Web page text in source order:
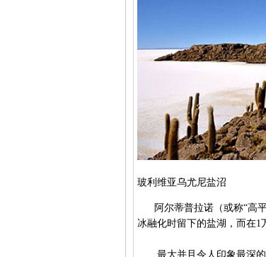
玻利维亚乌尤尼盐沼
阿尔蒂普拉诺（或称“高平
冰融化时留下的盐湖，而在1
最大并且令人印象最深的